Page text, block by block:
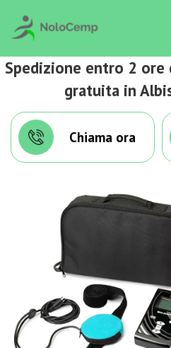
Spedizione entro 2 ore
gratuita in
Chiama ora